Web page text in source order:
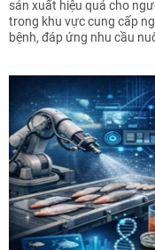
sản xuất hiệu quả cho
trong khu vực cung cấp
bệnh, đáp ứng nhu cầu